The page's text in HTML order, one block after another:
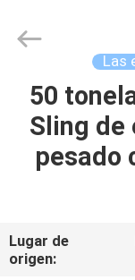
HOGAR
NOSOTROS
Las
50
Sling de
pesado
Lugar de
origen: